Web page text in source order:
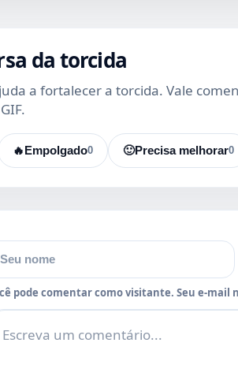
da torcida
a fortalecer a torcida. Vale
🔥 0
Empolgado 🙂 0
Precisa melhorar
pode comentar como visitante. Seu e-mail